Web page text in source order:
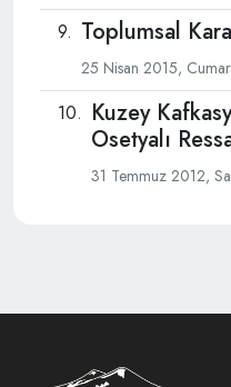
Toplumsal
25 Nisan 2015,
Kuzey
Osetyalı
31 Temmuz 2012,